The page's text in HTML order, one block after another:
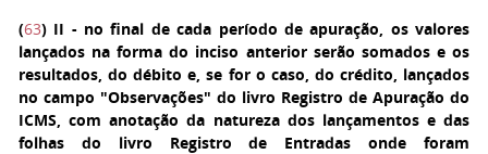
(63) II - no final de cada período de apuração, os valores
lançados na forma do inciso anterior serão somados e os
resultados, do débito e, se for o caso, do crédito, lançados
no campo "Observações" do livro Registro de Apuração do
ICMS, com anotação da natureza dos lançamentos e das
folhas do livro Registro de Entradas onde foram